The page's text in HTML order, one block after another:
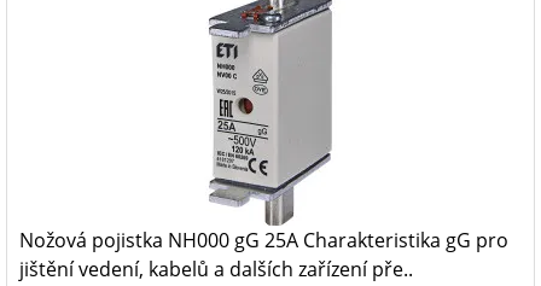
Nožová pojistka NH000 gG 25A Charakteristika gG pro
jištění vedení, kabelů a dalších zařízení pře..